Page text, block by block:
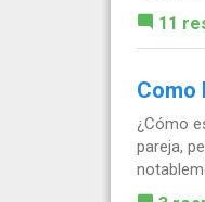
11
Como
¿Cómo
pareja,